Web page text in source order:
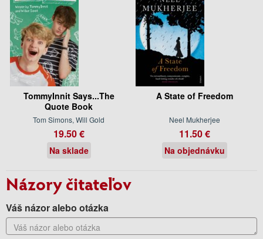
TommyInnit Says...The
Quote Book
Tom Simons, Will Gold
19.50 €
Na sklade
A State of Freedom
Neel Mukherjee
11.50 €
Na objednávku
Názory čitateľov
Váš názor alebo otázka